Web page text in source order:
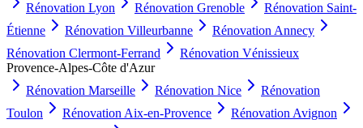
Rénovation Lyon Rénovation Grenoble Rénovation Saint-
Étienne
Rénovation Villeurbanne Rénovation Annecy
Rénovation Clermont-Ferrand Rénovation Vénissieux
Provence-Alpes-Côte d'Azur
Rénovation Marseille Rénovation Nice
Rénovation
Toulon
Rénovation Aix-en-Provence Rénovation Avignon